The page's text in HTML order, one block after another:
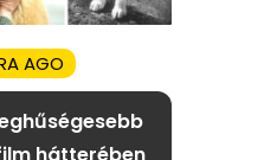
AGO
hátterében